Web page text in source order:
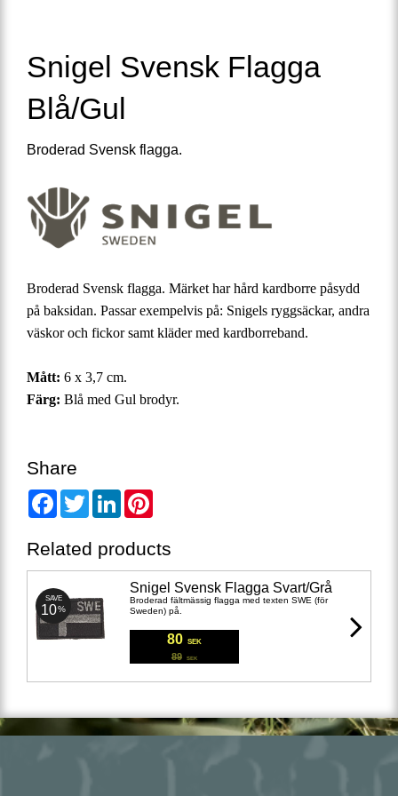
Snigel Svensk Flagga
Blå/Gul
Broderad Svensk flagga.
Broderad Svensk flagga. Märket har hård kardborre påsydd
på baksidan. Passar exempelvis på: Snigels ryggsäckar, andra
väskor och fickor samt kläder med kardborreband.
Mått: 6 x 3,7 cm.
Färg: Blå med Gul brodyr.
Share
FacebookTwitterLinkedIn
Related products
Snigel Svensk Flagga Svart/Grå
Broderad fältmässig flagga med texten SWE (för
Sweden) på.
80 SEK
89 SEK
SAVE
10%